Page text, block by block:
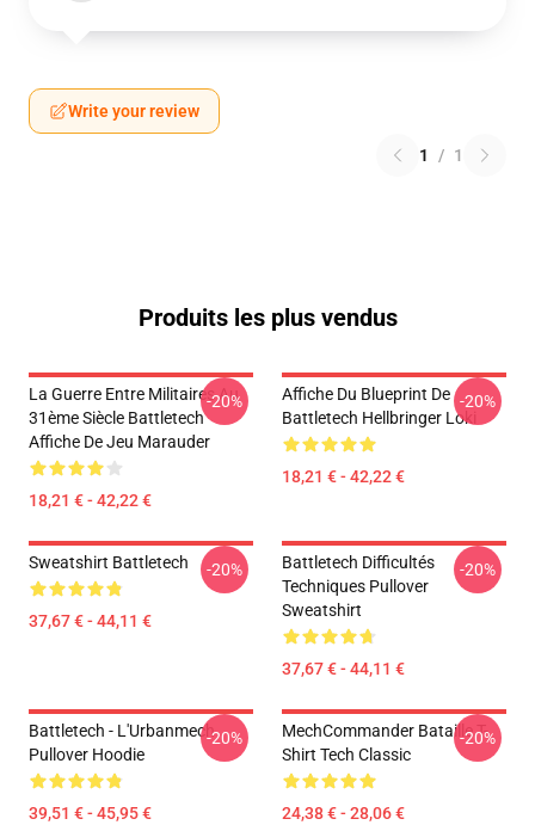
Write your review
1 / 1
Produits les plus vendus
La Guerre Entre Militaires Au
31ème Siècle Battletech
Affiche De Jeu Marauder
18,21 € - 42,22 €
-20%
Affiche Du Blueprint De
Battletech Hellbringer Loki
18,21 € - 42,22 €
-20%
Sweatshirt Battletech
37,67 € - 44,11 €
-20%
Battletech Difficultés
Techniques Pullover
Sweatshirt
37,67 € - 44,11 €
-20%
Battletech - L'Urbanmech
Pullover Hoodie
39,51 € - 45,95 €
-20%
MechCommander Bataille T-
Shirt Tech Classic
24,38 € - 28,06 €
-20%